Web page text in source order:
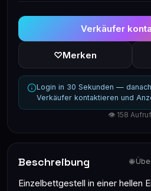
Verkäufer
♡Merken
Login in 30 Sekunden —
Verkäufer kontaktieren und
👁 158
Beschreibung 🌐
Einzelbettgestell in einer hellen